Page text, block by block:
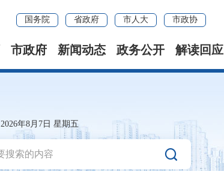
国务院 省政府 市人大 市政协
市政府 新闻动态 政务公开 解读回应
2026年8月7日 星期五
